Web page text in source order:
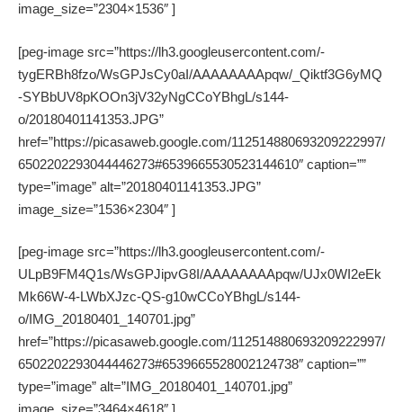
image_size=”2304×1536″ ]
[peg-image src=”https://lh3.googleusercontent.com/-
tygERBh8fzo/WsGPJsCy0aI/AAAAAAAApqw/_Qiktf3G6yMQ
-SYBbUV8pKOOn3jV32yNgCCoYBhgL/s144-
o/20180401141353.JPG”
href=”https://picasaweb.google.com/112514880693209222997/
6502202293044446273#6539665530523144610″ caption=””
type=”image” alt=”20180401141353.JPG”
image_size=”1536×2304″ ]
[peg-image src=”https://lh3.googleusercontent.com/-
ULpB9FM4Q1s/WsGPJipvG8I/AAAAAAAApqw/UJx0WI2eEk
Mk66W-4-LWbXJzc-QS-g10wCCoYBhgL/s144-
o/IMG_20180401_140701.jpg”
href=”https://picasaweb.google.com/112514880693209222997/
6502202293044446273#6539665528002124738″ caption=””
type=”image” alt=”IMG_20180401_140701.jpg”
image_size=”3464×4618″ ]